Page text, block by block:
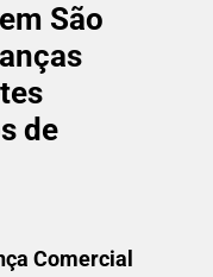
São
de
Comercial